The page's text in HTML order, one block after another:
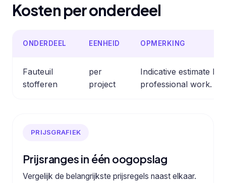
Kosten per onderdeel
ONDERDEEL EENHEID OPMERKING
Fauteuil
stofferen
per
project
Indicative estimate
professional work.
PRIJSGRAFIEK
Prijsranges in één oogopslag
Vergelijk de belangrijkste prijsregels naast elkaar.